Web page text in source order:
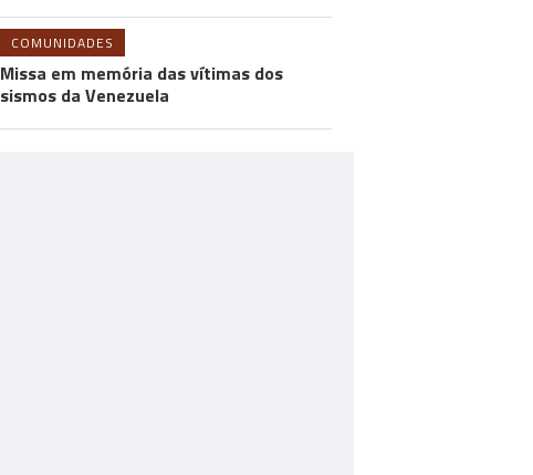
COMUNIDADES
Missa em memória das vítimas dos
sismos da Venezuela